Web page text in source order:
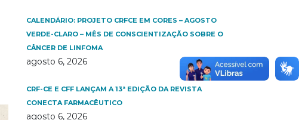
CALENDÁRIO: PROJETO CRFCE EM CORES – AGOSTO
VERDE-CLARO – MÊS DE CONSCIENTIZAÇÃO SOBRE O
CÂNCER DE LINFOMA
agosto 6, 2026
CRF-CE E CFF LANÇAM A 13ª EDIÇÃO DA REVISTA
CONECTA FARMACÊUTICO
agosto 6, 2026